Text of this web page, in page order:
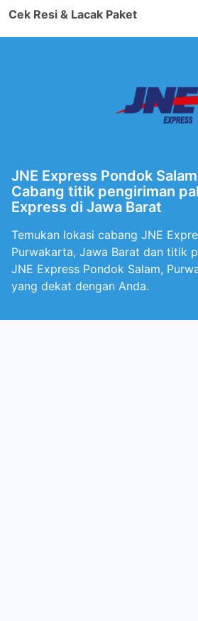
Cek Resi & Lacak Paket
JNE Express Pondok
Cabang titik pengiriman
Express di Jawa Barat
Temukan lokasi cabang JNE
Purwakarta, Jawa Barat dan titik
JNE Express Pondok Salam,
yang dekat dengan Anda.